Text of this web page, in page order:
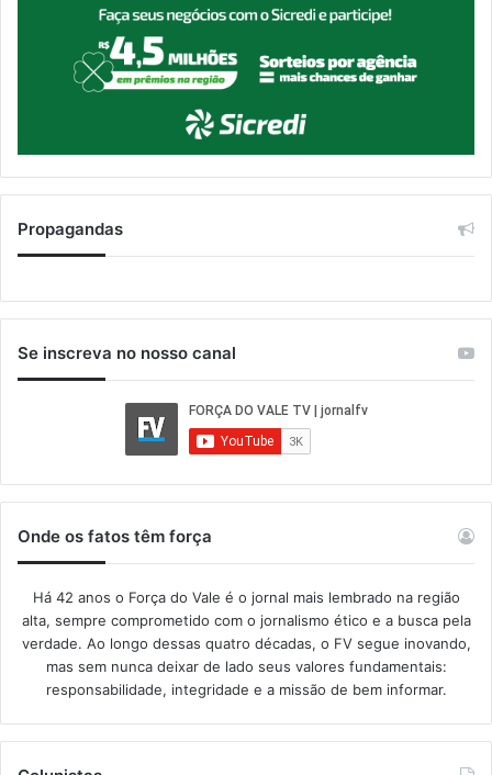
Propagandas
Se inscreva no nosso canal
Onde os fatos têm força
Há 42 anos o Força do Vale é o jornal mais lembrado na região
alta, sempre comprometido com o jornalismo ético e a busca pela
verdade. Ao longo dessas quatro décadas, o FV segue inovando,
mas sem nunca deixar de lado seus valores fundamentais:
responsabilidade, integridade e a missão de bem informar.​